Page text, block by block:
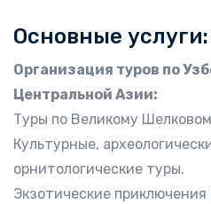
Основные услуги:
Организация туров по
Центральной Азии:
Туры по Великому
Культурные,
орнитологические туры.
Экзотические